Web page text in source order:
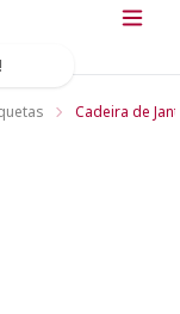
Cadeira de